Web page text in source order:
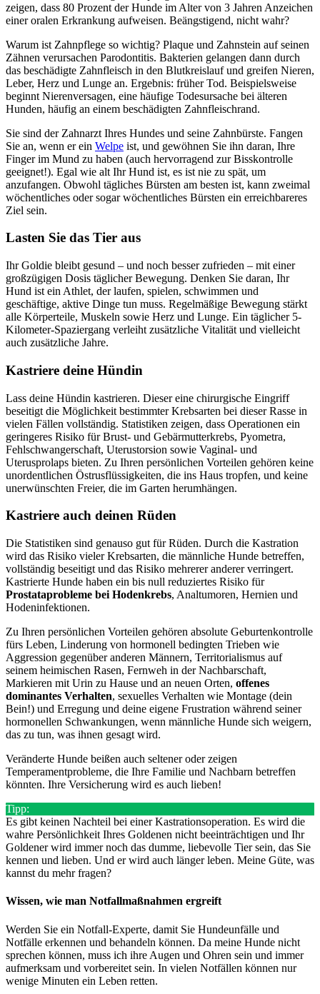
zeigen, dass 80 Prozent der Hunde im Alter von 3 Jahren Anzeichen
einer oralen Erkrankung aufweisen. Beängstigend, nicht wahr?
Warum ist Zahnpflege so wichtig? Plaque und Zahnstein auf seinen
Zähnen verursachen Parodontitis. Bakterien gelangen dann durch
das beschädigte Zahnfleisch in den Blutkreislauf und greifen Nieren,
Leber, Herz und Lunge an. Ergebnis: früher Tod. Beispielsweise
beginnt Nierenversagen, eine häufige Todesursache bei älteren
Hunden, häufig an einem beschädigten Zahnfleischrand.
Sie sind der Zahnarzt Ihres Hundes und seine Zahnbürste. Fangen
Sie an, wenn er ein Welpe ist, und gewöhnen Sie ihn daran, Ihre
Finger im Mund zu haben (auch hervorragend zur Bisskontrolle
geeignet!). Egal wie alt Ihr Hund ist, es ist nie zu spät, um
anzufangen. Obwohl tägliches Bürsten am besten ist, kann zweimal
wöchentliches oder sogar wöchentliches Bürsten ein erreichbareres
Ziel sein.
Lasten Sie das Tier aus
Ihr Goldie bleibt gesund – und noch besser zufrieden – mit einer
großzügigen Dosis täglicher Bewegung. Denken Sie daran, Ihr
Hund ist ein Athlet, der laufen, spielen, schwimmen und
geschäftige, aktive Dinge tun muss. Regelmäßige Bewegung stärkt
alle Körperteile, Muskeln sowie Herz und Lunge. Ein täglicher 5-
Kilometer-Spaziergang verleiht zusätzliche Vitalität und vielleicht
auch zusätzliche Jahre.
Kastriere deine Hündin
Lass deine Hündin kastrieren. Dieser eine chirurgische Eingriff
beseitigt die Möglichkeit bestimmter Krebsarten bei dieser Rasse in
vielen Fällen vollständig. Statistiken zeigen, dass Operationen ein
geringeres Risiko für Brust- und Gebärmutterkrebs, Pyometra,
Fehlschwangerschaft, Uterustorsion sowie Vaginal- und
Uterusprolaps bieten. Zu Ihren persönlichen Vorteilen gehören keine
unordentlichen Östrusflüssigkeiten, die ins Haus tropfen, und keine
unerwünschten Freier, die im Garten herumhängen.
Kastriere auch deinen Rüden
Die Statistiken sind genauso gut für Rüden. Durch die Kastration
wird das Risiko vieler Krebsarten, die männliche Hunde betreffen,
vollständig beseitigt und das Risiko mehrerer anderer verringert.
Kastrierte Hunde haben ein bis null reduziertes Risiko für
Prostataprobleme bei Hodenkrebs, Analtumoren, Hernien und
Hodeninfektionen.
Zu Ihren persönlichen Vorteilen gehören absolute Geburtenkontrolle
fürs Leben, Linderung von hormonell bedingten Trieben wie
Aggression gegenüber anderen Männern, Territorialismus auf
seinem heimischen Rasen, Fernweh in der Nachbarschaft,
Markieren mit Urin zu Hause und an neuen Orten, offenes
dominantes Verhalten, sexuelles Verhalten wie Montage (dein
Bein!) und Erregung und deine eigene Frustration während seiner
hormonellen Schwankungen, wenn männliche Hunde sich weigern,
das zu tun, was ihnen gesagt wird.
Veränderte Hunde beißen auch seltener oder zeigen
Temperamentprobleme, die Ihre Familie und Nachbarn betreffen
könnten. Ihre Versicherung wird es auch lieben!
Tipp:
Es gibt keinen Nachteil bei einer Kastrationsoperation. Es wird die
wahre Persönlichkeit Ihres Goldenen nicht beeinträchtigen und Ihr
Goldener wird immer noch das dumme, liebevolle Tier sein, das Sie
kennen und lieben. Und er wird auch länger leben. Meine Güte, was
kannst du mehr fragen?
Wissen, wie man Notfallmaßnahmen ergreift
Werden Sie ein Notfall-Experte, damit Sie Hundeunfälle und
Notfälle erkennen und behandeln können. Da meine Hunde nicht
sprechen können, muss ich ihre Augen und Ohren sein und immer
aufmerksam und vorbereitet sein. In vielen Notfällen können nur
wenige Minuten ein Leben retten.